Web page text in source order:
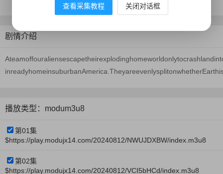
剧情介绍
播放类型：modum3u8
第01集
$https://play.modujx14.com/20240812/NWUJDXBW/index.m3u8
第02集
$https://play.modujx14.com/20240812/VCI5bHCd/index.m3u8
查看采集教程 关闭对话框